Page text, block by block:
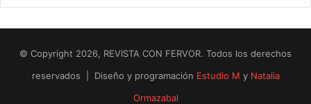
© Copyright 2026, REVISTA CON FERVOR. Todos los derechos
reservados | Diseño y programación Estudio M y Natalia
Ormazabal